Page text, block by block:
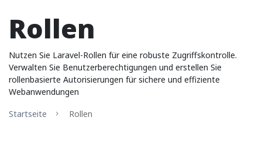
Rollen
Nutzen Sie Laravel-Rollen für eine robuste Zugriffskontrolle.
Verwalten Sie Benutzerberechtigungen und erstellen Sie
rollenbasierte Autorisierungen für sichere und effiziente
Webanwendungen
Startseite
Rollen